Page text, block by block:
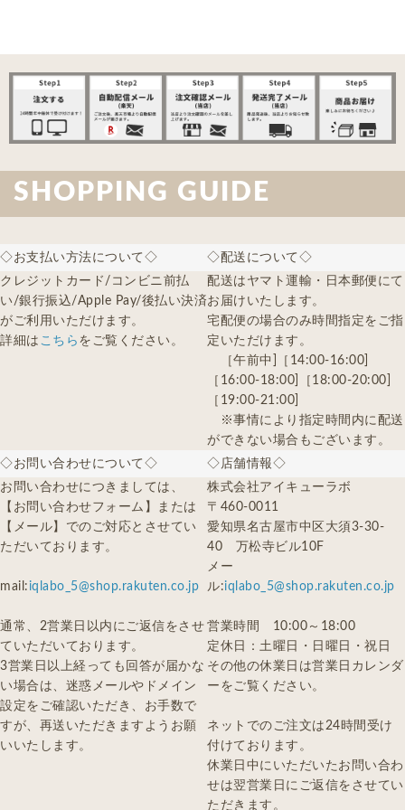
SHOPPING GUIDE
◇お支払い方法について◇
◇配送について◇
クレジットカード/コンビニ前払
い/銀行振込/Apple Pay/後払い決済
がご利用いただけます。
詳細は こちら をご覧ください。
配送はヤマト運輸・日本郵便にて
お届けいたします。
宅配便の場合のみ時間指定をご指
定いただけます。
［午前中]［14:00-16:00]
［16:00-18:00]［18:00-20:00]
［19:00-21:00]
※事情により指定時間内に配送
ができない場合もございます。
◇お問い合わせについて◇
◇店舗情報◇
お問い合わせにつきましては、
【お問い合わせフォーム】または
【メール】でのご対応とさせてい
ただいております。
mail: iqlabo_5@shop.rakuten.co.jp
通常、2営業日以内にご返信をさせ
ていただいております。
3営業日以上経っても回答が届かな
い場合は、迷惑メールやドメイン
設定をご確認いただき、お手数で
すが、再送いただきますようお願
いいたします。
株式会社アイキューラボ
〒460-0011
愛知県名古屋市中区大須3-30-
40 万松寺ビル10F
メー
ル:iqlabo_5@shop.rakuten.co.jp
営業時間 10:00～18:00
定休日：土曜日・日曜日・祝日
その他の休業日は営業日カレンダ
ーをご覧ください。
ネットでのご注文は24時間受け
付けております。
休業日中にいただいたお問い合わ
せは翌営業日にご返信をさせてい
ただきます。